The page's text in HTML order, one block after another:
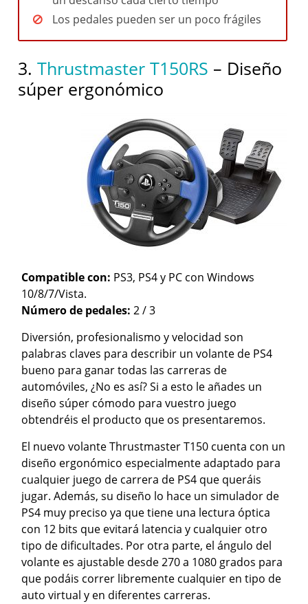
Los pedales pueden ser un poco frágiles
3.Thrustmaster T150RS – Diseño
súper ergonómico
Compatible con: PS3, PS4 y PC con Windows
10/8/7/Vista.
Número de pedales: 2 / 3
Diversión, profesionalismo y velocidad son
palabras claves para describir un volante de PS4
bueno para ganar todas las carreras de
automóviles, ¿No es así? Si a esto le añades un
diseño súper cómodo para vuestro juego
obtendréis el producto que os presentaremos.
El nuevo volante Thrustmaster T150 cuenta con un
diseño ergonómico especialmente adaptado para
cualquier juego de carrera de PS4 que queráis
jugar. Además, su diseño lo hace un simulador de
PS4 muy preciso ya que tiene una lectura óptica
con 12 bits que evitará latencia y cualquier otro
tipo de dificultades. Por otra parte, el ángulo del
volante es ajustable desde 270 a 1080 grados para
que podáis correr libremente cualquier en tipo de
auto virtual y en diferentes carreras.